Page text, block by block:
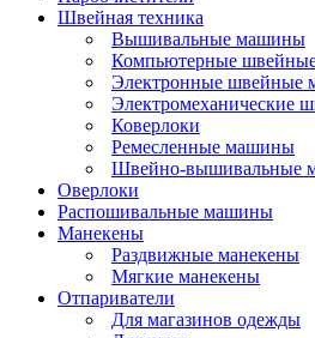
Швейная техника
Вышивальные машины
Компьютерные
Электронные швейные
Электромеханические
Коверлоки
Ремесленные машины
Швейно-вышивальные
Оверлоки
Распошивальные машины
Манекены
Раздвижные манекены
Мягкие манекены
Отпариватели
Для магазинов одежды